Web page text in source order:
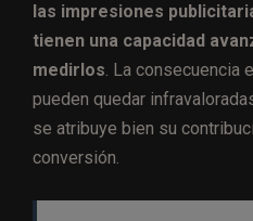
las impresiones
tienen una capacidad
medirlos. La consecuencia
pueden quedar
se atribuye bien su
conversión.